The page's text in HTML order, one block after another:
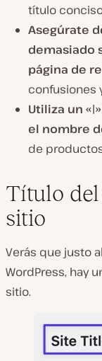
título
Asegúrate
demasiado
página de
confusiones
Utiliza un
el nombre
de
Título del
sitio
Verás que justo
WordPress, hay
sitio.